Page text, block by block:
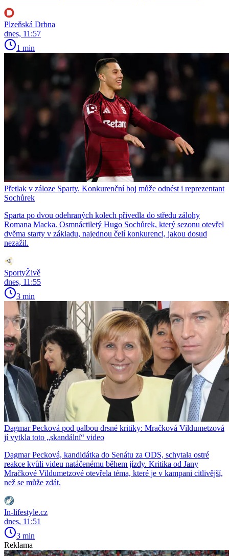
Plzeňská Drbna
dnes, 11:57
1 min
Přetlak v záloze Sparty. Konkurenční boj může odnést i reprezentant
Sochůrek
Sparta po dvou odehraných kolech přivedla do středu zálohy
Romana Macka. Osmnáctiletý Hugo Sochůrek, který sezonu otevřel
dvěma starty v základu, najednou čelí konkurenci, jakou dosud
nezažil.
SportyŽivě
dnes, 11:55
3 min
Dagmar Pecková pod palbou drsné kritiky: Mračková Vildumetzová
jí vytkla toto „skandální“ video
Dagmar Pecková, kandidátka do Senátu za ODS, schytala ostré
reakce kvůli videu natáčenému během jízdy. Kritika od Jany
Mračkové Vildumetzové otevřela téma, které je v kampani citlivější,
než se může zdát.
In-lifestyle.cz
dnes, 11:51
3 min
Reklama